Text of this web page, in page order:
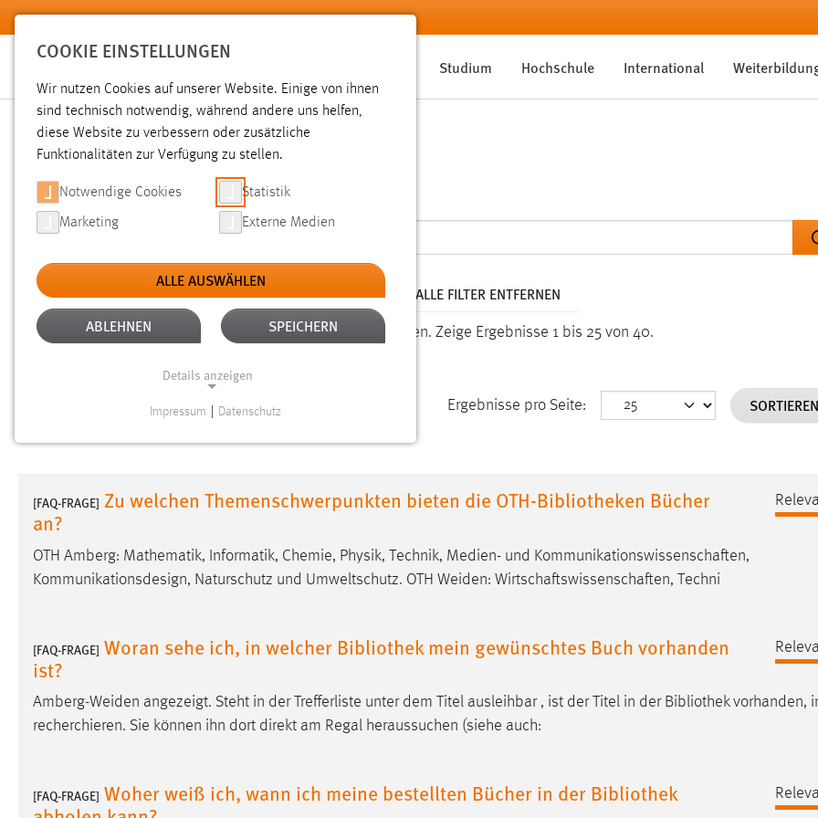
Zum Hauptinhalt springen
Studium Hochschule International
SUCHE
Aktive Filter: TYP: FAQ ALTER: ÜBER EIN JAHR ALLE FILTER ENTFERNEN
Gesucht nach "bibliothek". Es wurden 40 Ergebnisse gefunden. Zeige Ergebnisse 1 bis 25 von 40.
Ergebnisse pro Seite:
[FAQ-FRAGE] Zu welchen Themenschwerpunkten bieten die OTH-Bibliotheken Bücher
an?
OTH Amberg: Mathematik, Informatik, Chemie, Physik, Technik, Medien- und Kommunikationswissenschaften,
Kommunikationsdesign, Naturschutz und Umweltschutz. OTH Weiden: Wirtschaftswissenschaften, Techni
[FAQ-FRAGE] Woran sehe ich, in welcher Bibliothek mein gewünschtes Buch vorhanden
ist?
Amberg-Weiden angezeigt. Steht in der Trefferliste unter dem Titel ausleihbar , ist der Titel in der Bibliothekvorhanden,
recherchieren. Sie können ihn dort direkt am Regal heraussuchen (siehe auch:
[FAQ-FRAGE] Woher weiß ich, wann ich meine bestellten Bücher in der Bibliothek
COOKIE EINSTELLUNGEN
Wir nutzen Cookies auf unserer Website. Einige von ihnen
sind technisch notwendig, während andere uns helfen,
diese Website zu verbessern oder zusätzliche
Funktionalitäten zur Verfügung zu stellen.
Notwendige Cookies Statistik
Marketing Externe Medien
ALLE AUSWÄHLEN
ABLEHNEN SPEICHERN
Details anzeigen
Website erforderlich.
Einverständnis
Name: cookie_consent
des Benutzers
Zweck:
Impressum Datenschutz